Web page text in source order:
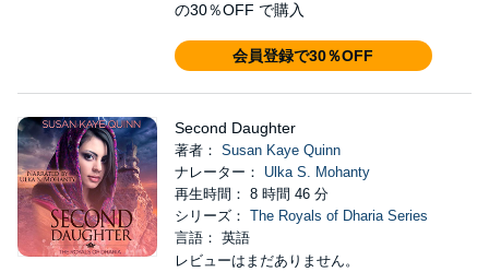
の30％OFF で購入
会員登録で30％OFF
Second Daughter
著者： Susan Kaye Quinn
ナレーター： Ulka S. Mohanty
再生時間： 8 時間 46 分
シリーズ： The Royals of Dharia Series
言語： 英語
レビューはまだありません。